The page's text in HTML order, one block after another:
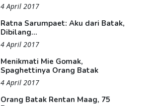
4 April 2017
Ratna Sarumpaet: Aku dari Batak,
Dibilang...
4 April 2017
Menikmati Mie Gomak,
Spaghettinya Orang Batak
4 April 2017
Orang Batak Rentan Maag, 75